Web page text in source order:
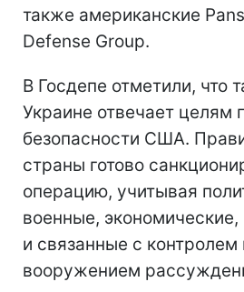
также американские
Defense Group.
В Госдепе отметили, что
Украине отвечает целям
безопасности США.
страны готово
операцию, учитывая
военные,
и связанные с контролем
вооружением